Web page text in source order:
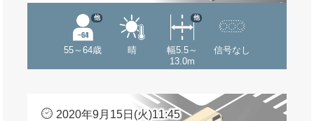
55～64歳
他
晴
幅5.5～
13.0m
他
信号なし
2020年9月15日(火)11:45